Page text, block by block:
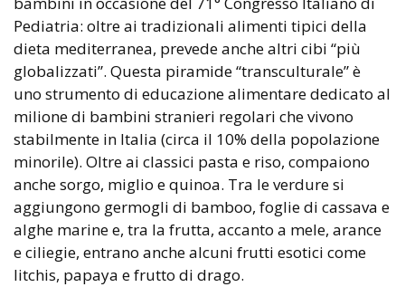
Pediatria: oltre ai tradizionali alimenti tipici della
dieta mediterranea, prevede anche altri cibi “più
globalizzati”. Questa piramide “transculturale” è
uno strumento di educazione alimentare dedicato al
milione di bambini stranieri regolari che vivono
stabilmente in Italia (circa il 10% della popolazione
minorile). Oltre ai classici pasta e riso, compaiono
anche sorgo, miglio e quinoa. Tra le verdure si
aggiungono germogli di bamboo, foglie di cassava e
alghe marine e, tra la frutta, accanto a mele, arance
e ciliegie, entrano anche alcuni frutti esotici come
litchis, papaya e frutto di drago.